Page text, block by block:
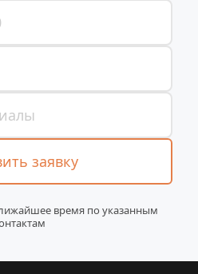
заявку
время по указанным